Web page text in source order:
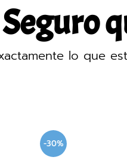
Seguro
lo que